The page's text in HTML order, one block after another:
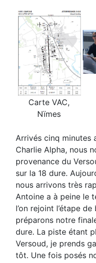
Carte VAC,
Nïmes
Arrivés cinq minutes
Charlie Alpha, nous
provenance du
sur la 18 dure.
nous arrivons très
Antoine a à peine le
l’on rejoint l’étape
préparons notre
dure. La piste étant
Versoud, je prends
tôt. Une fois posés